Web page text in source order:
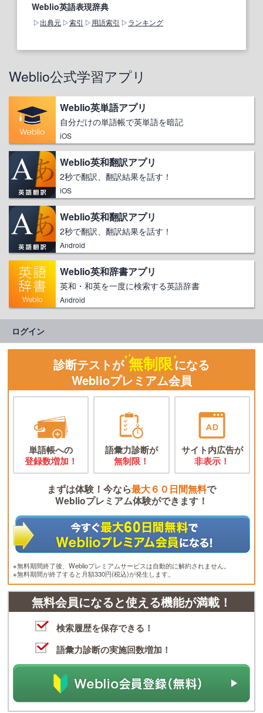
Weblio英語表現辞典
出典元 索引 用語索引 ランキング
Weblio公式学習アプリ
Weblio英単語アプリ
自分だけの単語帳で英単語を暗記
iOS
Weblio英和翻訳アプリ
2秒で翻訳、翻訳結果を話す！
iOS
Weblio英和翻訳アプリ
2秒で翻訳、翻訳結果を話す！
Android
Weblio英和辞書アプリ
英和・和英を一度に検索する英語辞書
Android
ログイン
診断テストが 無制限になる
Weblioプレミアム会員
単語帳への
登録数増加！
語彙力診断が
無制限！
サイト内広告が
非表示！
まずは体験！今なら最大６０日間無料で
Weblioプレミアム体験ができます！
※無料期間終了後、Weblioプレミアムサービスは自動的に解約されません。
※無料期間が終了すると月額330円(税込)が発生します。
無料会員になると使える機能が満載！
検索履歴を保存できる！
語彙力診断の実施回数増加！